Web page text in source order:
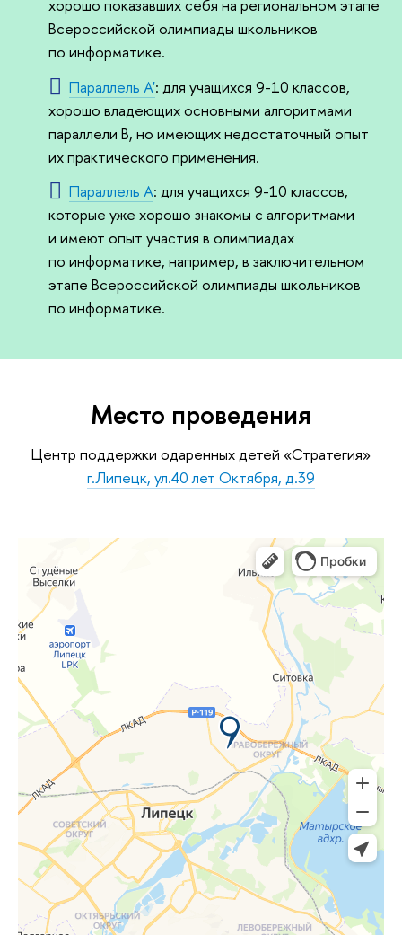
хорошо показавших себя на региональном этапе
Всероссийской олимпиады школьников
по информатике.
Параллель A': для учащихся 9-10 классов,
хорошо владеющих основными алгоритмами
параллели B, но имеющих недостаточный опыт
их практического применения.
Параллель A: для учащихся 9-10 классов,
которые уже хорошо знакомы с алгоритмами
и имеют опыт участия в олимпиадах
по информатике, например, в заключительном
этапе Всероссийской олимпиады школьников
по информатике.
Место проведения
Центр поддержки одаренных детей «Стратегия»
г.Липецк, ул.40 лет Октября, д.39